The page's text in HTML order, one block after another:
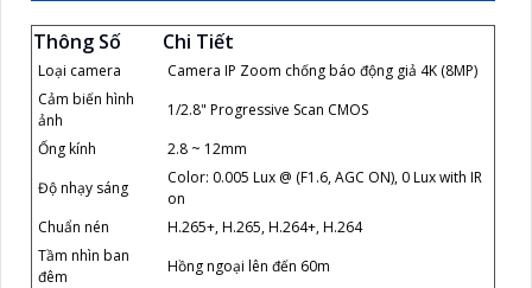
Thông Số Chi Tiết
Loại camera
Camera IP Zoom chống báo động giả 4K (8MP)
Cảm biến hình
ảnh
1/2.8" Progressive Scan CMOS
Ống kính
2.8 ~ 12mm
Độ nhạy sáng
Color: 0.005 Lux @ (F1.6, AGC ON), 0 Lux with IR
on
Chuẩn nén
H.265+, H.265, H.264+, H.264
Tầm nhìn ban
đêm
Hồng ngoại lên đến 60m